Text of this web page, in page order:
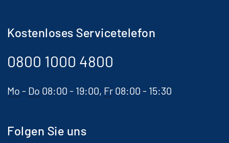
Kostenloses Servicetelefon
0800 1000 4800
Mo - Do 08:00 - 19:00, Fr 08:00 - 15:30
Folgen Sie uns